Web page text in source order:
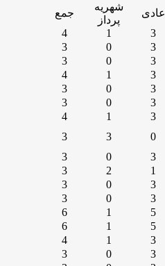
عادی
شهریه
پرداز
جمع
3
1
4
3
0
3
3
0
3
3
1
4
3
0
3
3
0
3
3
1
4
0
3
3
3
0
3
1
2
3
3
0
3
3
0
3
5
1
6
5
1
6
3
1
4
3
0
3